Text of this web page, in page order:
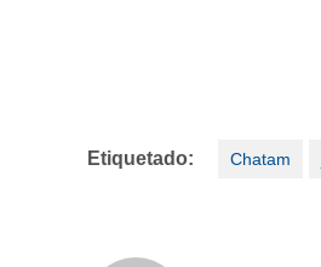
Etiquetado: Chatam